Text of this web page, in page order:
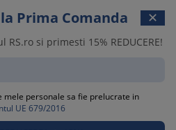
209 45 12

la Prima Comanda ✕
si primesti 15% REDUCERE!
mele personale sa fie prelucrate in
UE 679/2016